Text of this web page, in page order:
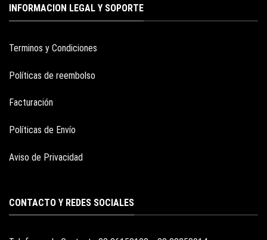
INFORMACION LEGAL Y SOPORTE
Terminos y Condiciones
Políticas de reembolso
Facturación
Políticas de Envío
Aviso de Privacidad
CONTACTO Y REDES SOCIALES